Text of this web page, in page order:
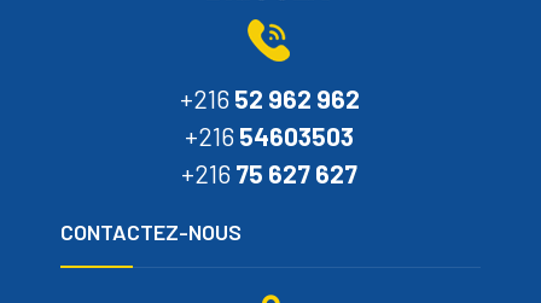
+216 52 962 962
+216 54603503
+216 75 627 627
CONTACTEZ-NOUS